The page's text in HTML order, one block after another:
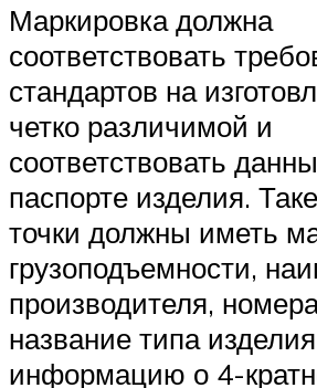
Маркировка должна
соответствовать
стандартов на
четко различимой и
соответствовать
паспорте изделия.
точки должны иметь
грузоподъемности,
производителя,
название типа
информацию о 4-